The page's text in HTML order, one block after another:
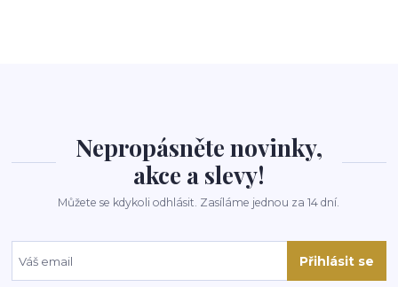
Nepropásněte novinky,
akce a slevy!
Můžete se kdykoli odhlásit. Zasíláme jednou za 14 dní.
Přihlásit se